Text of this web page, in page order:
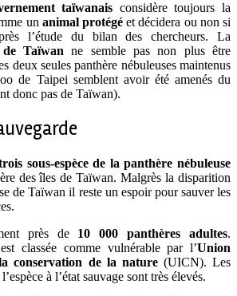
taïwanais considère toujours la
un animal protégé et décidera ou non si
l’étude du bilan des chercheurs. La
de Taïwan ne semble pas non plus être
deux seules panthère nébuleuses maintenus
de Taipei semblent avoir été amenés du
donc pas de Taïwan).
sous-espèce de la panthère nébuleuse
des îles de Taïwan. Malgrès la disparition
de Taïwan il reste un espoir pour sauver les
près de 10 000 panthères adultes.
classée comme vulnérable par l’Union
conservation de la nature(UICN). Les
à l’état sauvage sont très élevés.